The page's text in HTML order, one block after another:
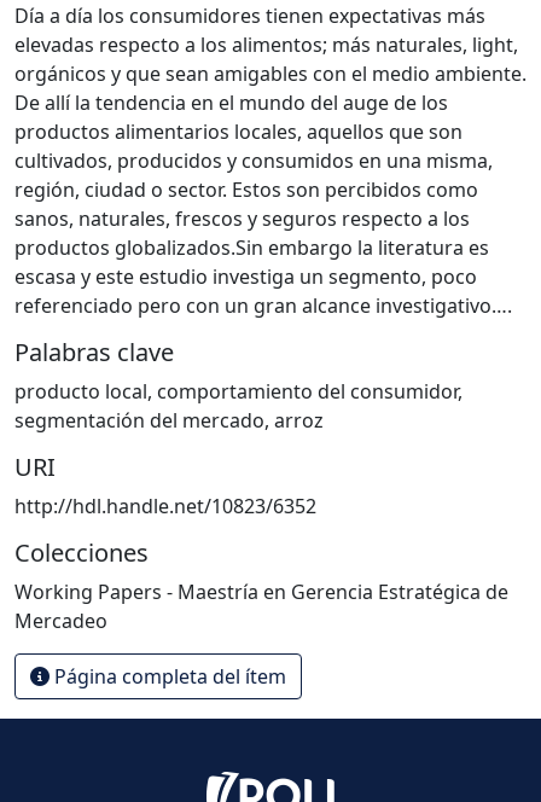
Día a día los consumidores tienen expectativas más
elevadas respecto a los alimentos; más naturales, light,
orgánicos y que sean amigables con el medio ambiente.
De allí la tendencia en el mundo del auge de los
productos alimentarios locales, aquellos que son
cultivados, producidos y consumidos en una misma,
región, ciudad o sector. Estos son percibidos como
sanos, naturales, frescos y seguros respecto a los
productos globalizados.Sin embargo la literatura es
escasa y este estudio investiga un segmento, poco
referenciado pero con un gran alcance investigativo….
Palabras clave
producto local, comportamiento del consumidor,
segmentación del mercado, arroz
URI
http://hdl.handle.net/10823/6352
Colecciones
Working Papers - Maestría en Gerencia Estratégica de
Mercadeo
Página completa del ítem